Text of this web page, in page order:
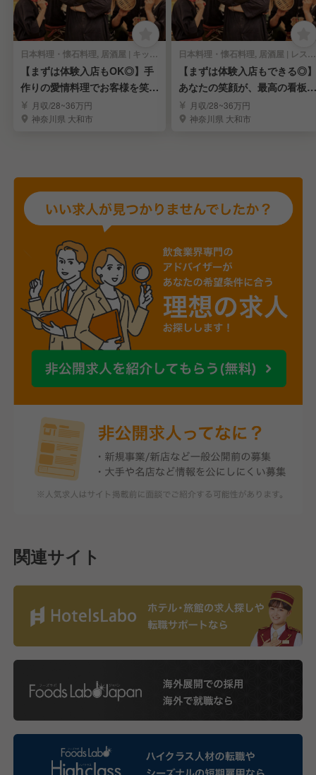
日本料理・懐石料理, 居酒屋 | キッチンスタッフ
【まずは体験入店もOK◎】手
作りの愛情料理でお客様を笑顔
にする《キッチン》
月収/28~36万円
神奈川県 大和市
日本料理・懐石料理, 居酒屋 | レストランサービス・ホールスタッフ
【まずは体験入店もできる◎】
あなたの笑顔が、最高の看板メ
ニュー！《ホール》
月収/28~36万円
神奈川県 大和市
関連サイト